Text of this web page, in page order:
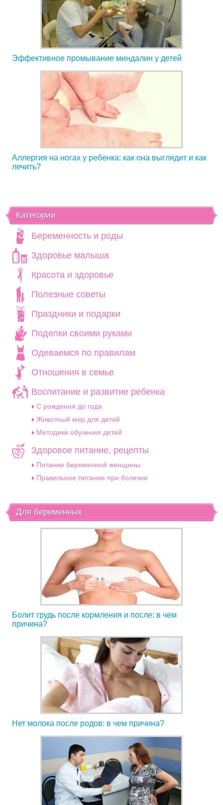
Эффективное промывание миндалин у детей
Аллергия на ногах у ребенка: как она выглядит и как
лечить?
Категории
Беременность и роды
Здоровье малыша
Красота и здоровье
Полезные советы
Праздники и подарки
Поделки своими руками
Одеваемся по правилам
Отношения в семье
Воспитание и развитие ребенка
C рождения до года
Животный мир для детей
Методики обучения детей
Здоровое питание, рецепты
Питание беременной женщины
Правильное питание при болезни
Для беременных
Болит грудь после кормления и после: в чем
причина?
Нет молока после родов: в чем причина?